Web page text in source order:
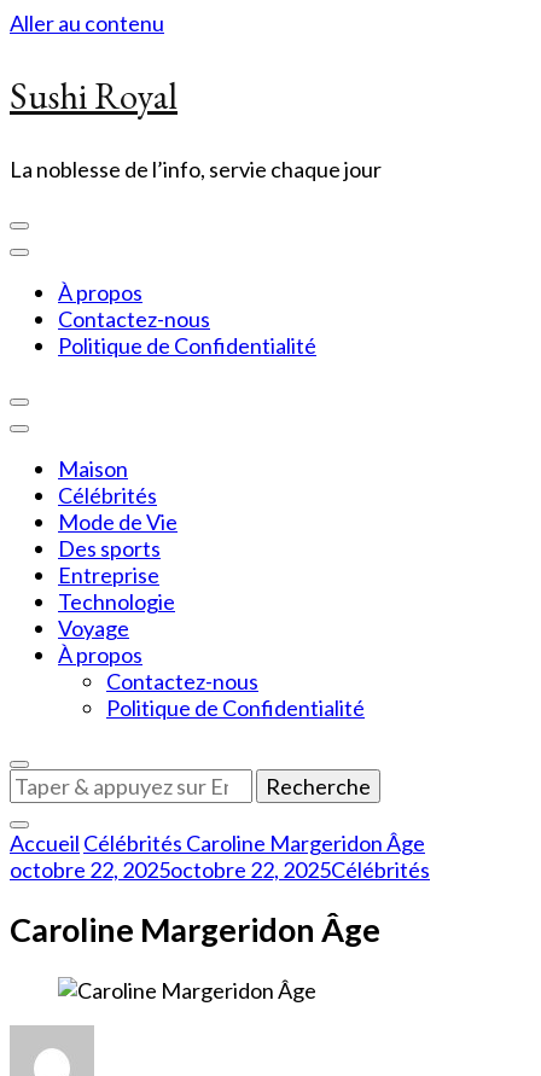
Aller au contenu
Sushi Royal
La noblesse de l’info, servie chaque jour
À propos
Contactez-nous
Politique de Confidentialité
Maison
Célébrités
Mode de Vie
Des sports
Entreprise
Technologie
Voyage
À propos
Contactez-nous
Politique de Confidentialité
Vous
recherchiez
quelque
chose
?
Accueil Célébrités Caroline Margeridon Âge
octobre 22, 2025octobre 22, 2025Célébrités
Caroline Margeridon Âge